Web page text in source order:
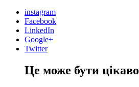
instagram
Facebook
LinkedIn
Google+
Twitter
Це може бути цікаво